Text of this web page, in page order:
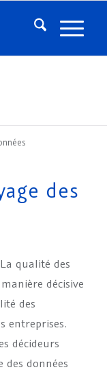
des
qualité des
décisive
des
entreprises.
décideurs
données